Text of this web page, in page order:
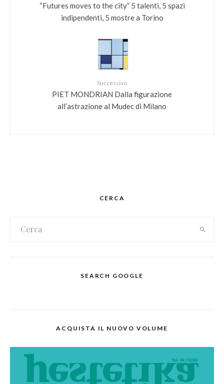
“Futures moves to the city” 5 talenti, 5 spazi
indipendenti, 5 mostre a Torino
Successivo
PIET MONDRIAN Dalla figurazione
all’astrazione al Mudec di Milano
CERCA
SEARCH GOOGLE
ACQUISTA IL NUOVO VOLUME